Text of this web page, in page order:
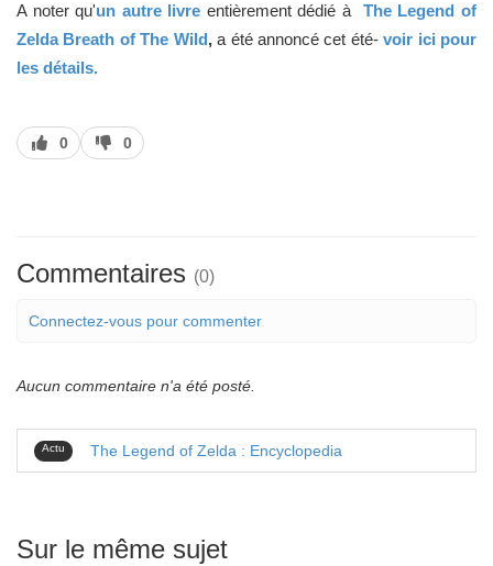
A noter qu'un autre livre entièrement dédié à The Legend of
Zelda Breath of The Wild,a été annoncé cet été-voir ici pour
les détails.
J’aime
0
J’aime
pas
0
Commentaires (0)
Connectez-vous pour commenter
Aucun commentaire n'a été posté.
Actu The Legend of Zelda : Encyclopedia
Sur le même sujet